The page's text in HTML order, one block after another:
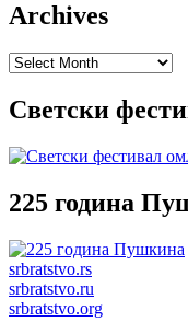
Archives
Archives
Светски
225 година
srbratstvo.rs
srbratstvo.ru
srbratstvo.org